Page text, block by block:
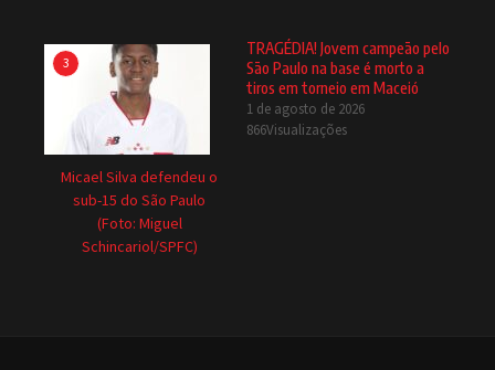
3
Micael Silva defendeu o
sub-15 do São Paulo
(Foto: Miguel
Schincariol/SPFC)
TRAGÉDIA! Jovem campeão pelo
São Paulo na base é morto a
tiros em torneio em Maceió
1 de agosto de 2026
866Visualizações